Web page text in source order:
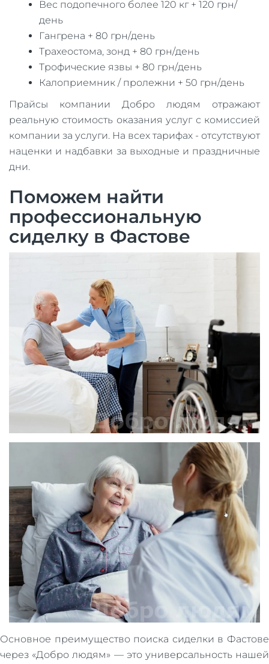
Вес подопечного более 120 кг + 120 грн/
день
Гангрена + 80 грн/день
Трахеостома, зонд + 80 грн/день
Трофические язвы + 80 грн/день
Калоприемник / пролежни + 50 грн/день
Прайсы компании Добро людям отражают
реальную стоимость оказания услуг с комиссией
компании за услуги. На всех тарифах - отсутствуют
наценки и надбавки за выходные и праздничные
дни.
Поможем найти
профессиональную
сиделку в Фастове
Основное преимущество поиска сиделки в Фастове
через «Добро людям» — это универсальность нашей